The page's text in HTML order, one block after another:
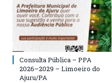
Consulta Pública – PPA
2026–2029 – Limoeiro do
Ajuru/PA